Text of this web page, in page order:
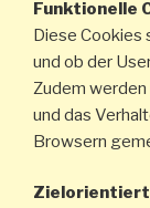
Funktionelle
Diese Cookies
und ob der
Zudem
und das
Browsern